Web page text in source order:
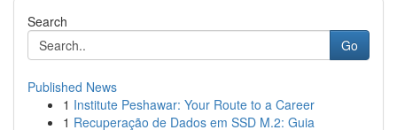
Search
Go
Published News
1 Institute Peshawar: Your Route to a Career
1 Recuperação de Dados em SSD M.2: Guia